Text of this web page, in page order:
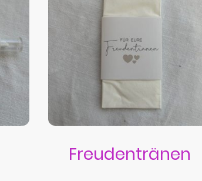
Freudentränen